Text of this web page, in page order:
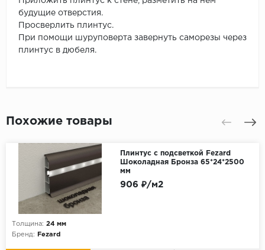
будущие отверстия.
Просверлить плинтус.
При помощи шуруповерта завернуть саморезы через
плинтус в дюбеля.
Похожие товары
Плинтус с подсветкой Fezard
Шоколадная Бронза 65*24*2500
мм
Толщина: 24 мм
Бренд:
Fezard
906 ₽/м2